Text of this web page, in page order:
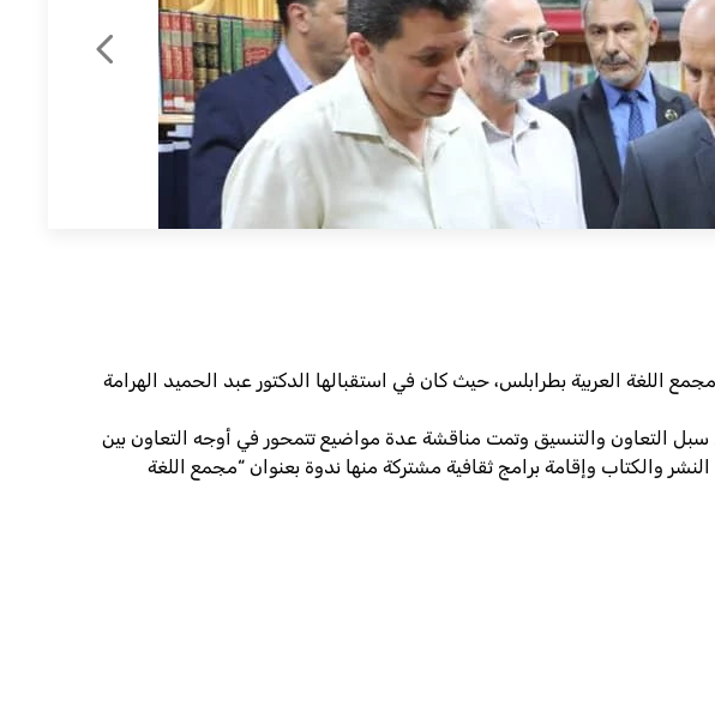
الثقافة والتنمية المعرفية، اليوم الخميس2 نوفمبر 2023، بزيارة إلى مقر مجمع اللغة العربية بطرابلس، حيث كان في استقبالها الدكتور عبد الحميد الهرامة
التعاون والتنسيق وتمت مناقشة عدة مواضيع تتمحور في أوجه التعاون بين
والكتاب وإقامة برامج ثقافية مشتركة منها ندوة بعنوان “مجمع اللغة